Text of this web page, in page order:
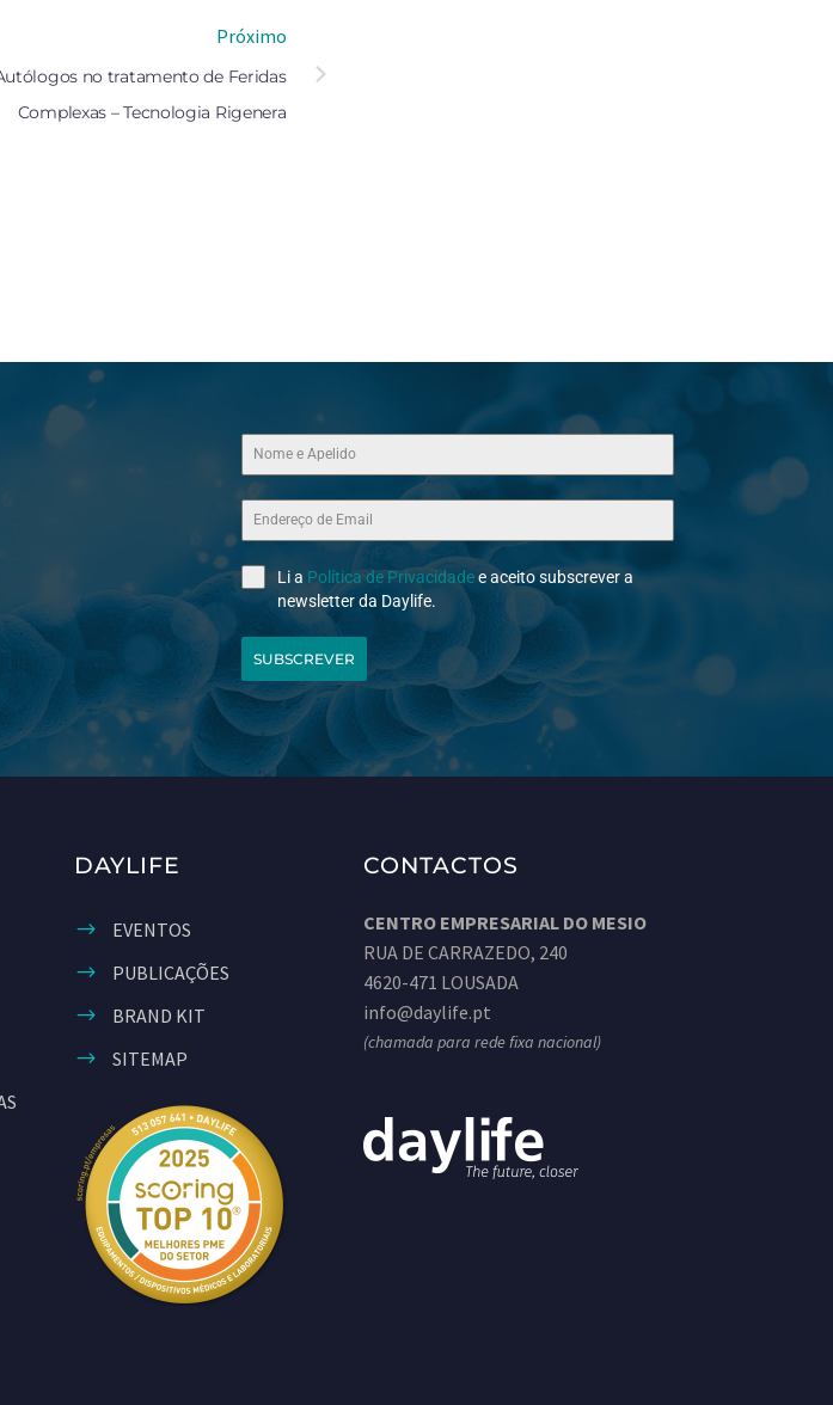
Próximo
no tratamento de Feridas
Complexas – Tecnologia Rigenera
Li a Política de Privacidadee aceito subscrever a
newsletter da Daylife.
SUBSCREVER
DAYLIFE
EVENTOS
PUBLICAÇÕES
BRAND KIT
SITEMAP
CONTACTOS
CENTRO EMPRESARIAL DO MESIO
RUA DE CARRAZEDO, 240
4620-471 LOUSADA
info@daylife.pt
(chamada para rede fixa nacional)